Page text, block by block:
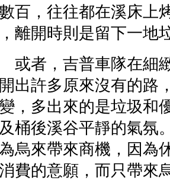
百，往往都在溪床上
離開時則是留下一地
者，吉普車隊在細緻
出許多原來沒有的路
，多出來的是垃圾和
桶後溪谷平靜的氣氛
烏來帶來商機，因為
費的意願，而只帶來